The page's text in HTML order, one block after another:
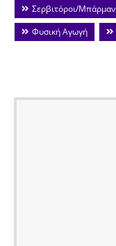
Σερβιτόροι/Μπάρμαν
Φυσική Αγωγή